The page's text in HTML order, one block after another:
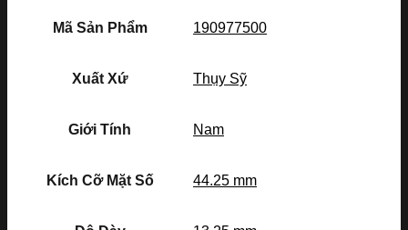
Mã Sản Phẩm 190977500
Xuất Xứ Thụy Sỹ
Giới Tính Nam
Kích Cỡ Mặt Số 44.25 mm